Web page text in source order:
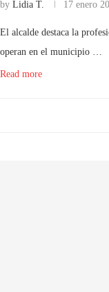
by Lidia T. 17 enero
El alcalde destaca la
operan en el municipio …
Read more